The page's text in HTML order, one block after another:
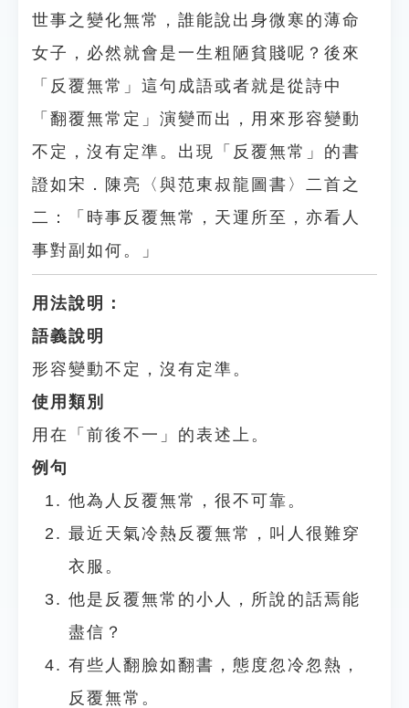
世事之變化無常，誰能說出身微寒的薄命
女子，必然就會是一生粗陋貧賤呢？後來
「反覆無常」這句成語或者就是從詩中
「翻覆無常定」演變而出，用來形容變動
不定，沒有定準。出現「反覆無常」的書
證如宋．陳亮〈與范東叔龍圖書〉二首之
二：「時事反覆無常，天運所至，亦看人
事對副如何。」
用法說明：
語義說明
形容變動不定，沒有定準。
使用類別
用在「前後不一」的表述上。
例句
他為人反覆無常，很不可靠。
最近天氣冷熱反覆無常，叫人很難穿
衣服。
他是反覆無常的小人，所說的話焉能
盡信？
有些人翻臉如翻書，態度忽冷忽熱，
反覆無常。